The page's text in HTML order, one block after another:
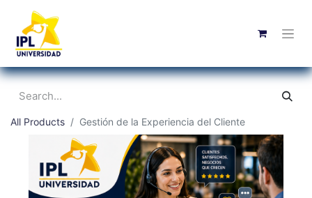
All Products Gestión de la Experiencia del Cliente